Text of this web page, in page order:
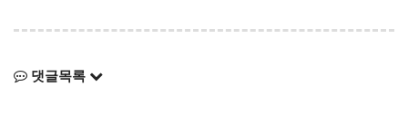
댓글목록